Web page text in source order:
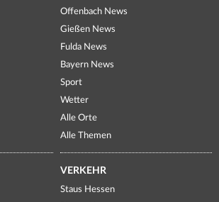
Offenbach News
Gießen News
Fulda News
Bayern News
Sport
Wetter
Alle Orte
Alle Themen
VERKEHR
Staus Hessen